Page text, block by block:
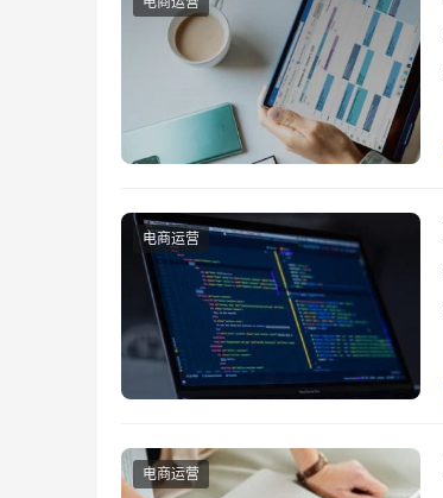
电商运营
电商运营